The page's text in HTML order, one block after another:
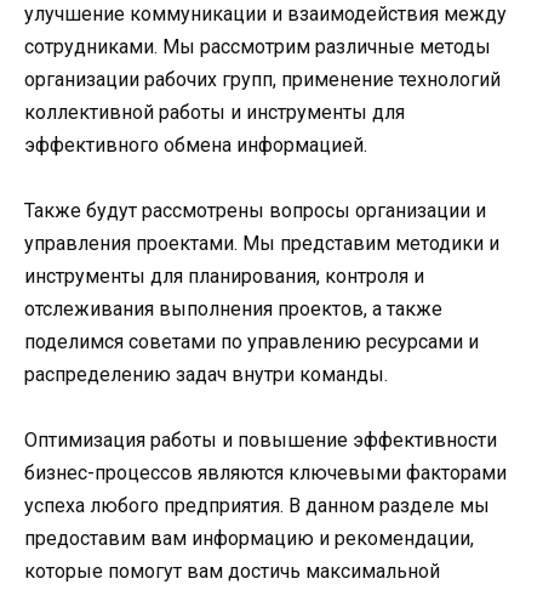
улучшение коммуникации и взаимодействия между
сотрудниками. Мы рассмотрим различные методы
организации рабочих групп, применение технологий
коллективной работы и инструменты для
эффективного обмена информацией.
Также будут рассмотрены вопросы организации и
управления проектами. Мы представим методики и
инструменты для планирования, контроля и
отслеживания выполнения проектов, а также
поделимся советами по управлению ресурсами и
распределению задач внутри команды.
Оптимизация работы и повышение эффективности
бизнес-процессов являются ключевыми факторами
успеха любого предприятия. В данном разделе мы
предоставим вам информацию и рекомендации,
которые помогут вам достичь максимальной